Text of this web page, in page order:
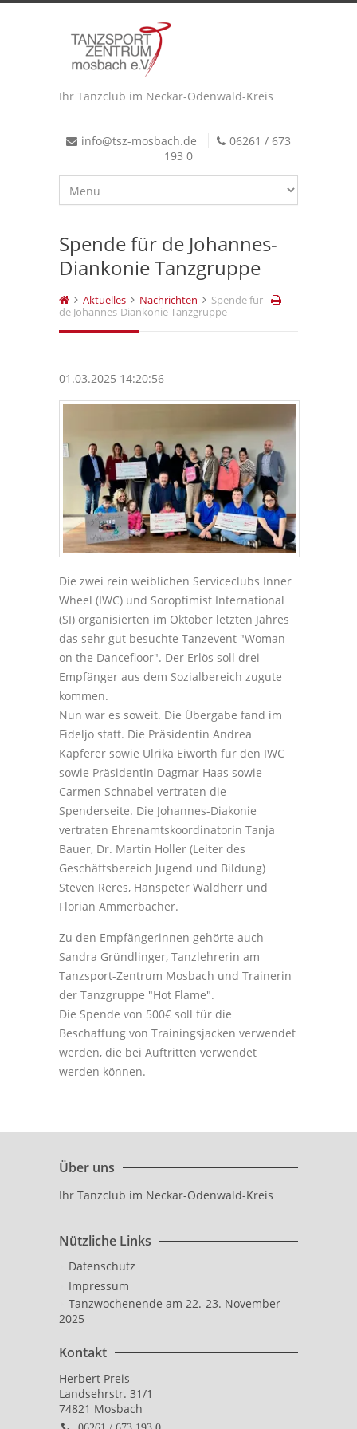
Ihr Tanzclub im Neckar-Odenwald-Kreis
info@tsz-mosbach.de
06261 / 673
193 0
Spende für de Johannes-
Diankonie Tanzgruppe
Aktuelles Nachrichten
Spende für
de Johannes-Diankonie Tanzgruppe
01.03.2025 14:20:56
Die zwei rein weiblichen Serviceclubs Inner
Wheel (IWC) und Soroptimist International
(SI) organisierten im Oktober letzten Jahres
das sehr gut besuchte Tanzevent "Woman
on the Dancefloor". Der Erlös soll drei
Empfänger aus dem Sozialbereich zugute
kommen.
Nun war es soweit. Die Übergabe fand im
Fideljo statt. Die Präsidentin Andrea
Kapferer sowie Ulrika Eiworth für den IWC
sowie Präsidentin Dagmar Haas sowie
Carmen Schnabel vertraten die
Spenderseite. Die Johannes-Diakonie
vertraten Ehrenamtskoordinatorin Tanja
Bauer, Dr. Martin Holler (Leiter des
Geschäftsbereich Jugend und Bildung)
Steven Reres, Hanspeter Waldherr und
Florian Ammerbacher.
Zu den Empfängerinnen gehörte auch
Sandra Gründlinger, Tanzlehrerin am
Tanzsport-Zentrum Mosbach und Trainerin
der Tanzgruppe "Hot Flame".
Die Spende von 500€ soll für die
Beschaffung von Trainingsjacken verwendet
werden, die bei Auftritten verwendet
werden können.
Über uns
Ihr Tanzclub im Neckar-Odenwald-Kreis
Nützliche Links
Datenschutz
Impressum
Tanzwochenende am 22.-23. November
2025
Kontakt
Herbert Preis
Landsehrstr. 31/1
74821 Mosbach